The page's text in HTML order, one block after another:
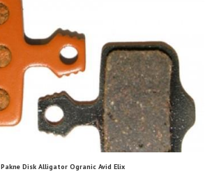
Pakne Disk Alligator Ogranic Avid Elix